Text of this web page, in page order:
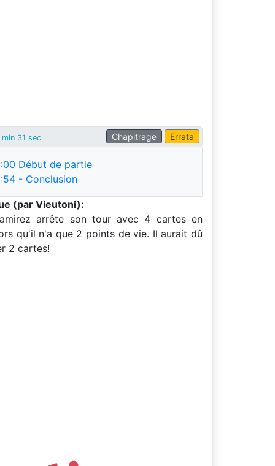
31 sec Errata
Chapitrage
Début de partie
- Conclusion
(par Vieutoni):
arrête son tour avec 4 cartes en
qu'il n'a que 2 points de vie. Il aurait dû
2 cartes!